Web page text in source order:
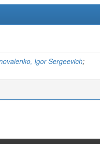
Igor Sergeevich;